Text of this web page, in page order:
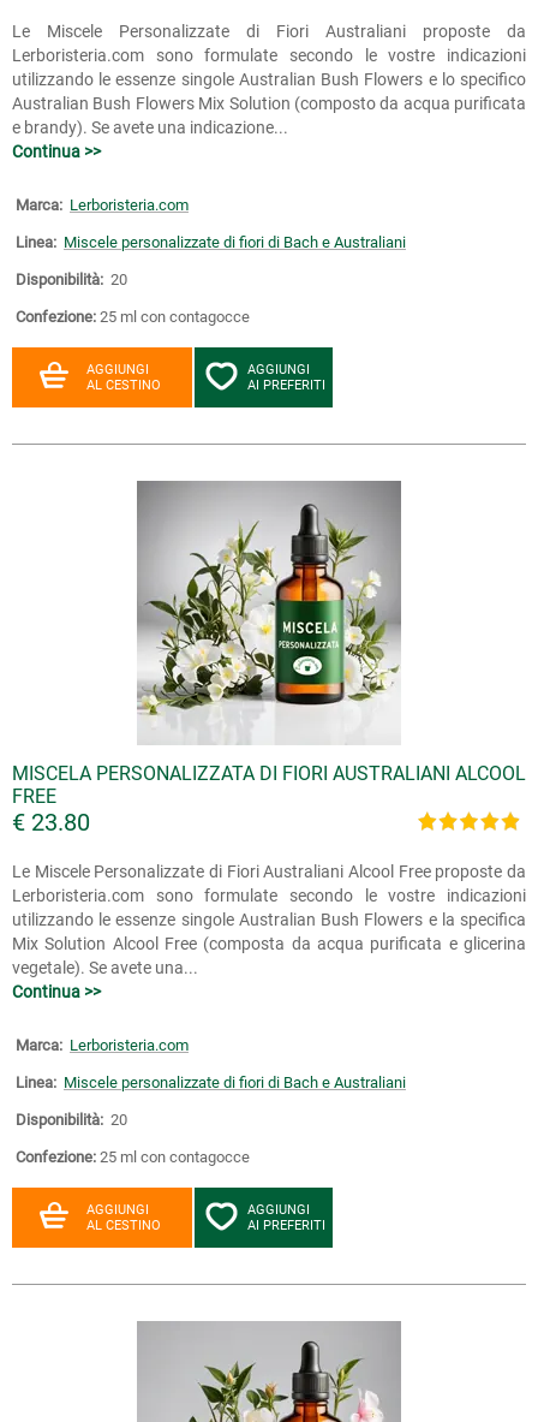
Le Miscele Personalizzate di Fiori Australiani proposte da
Lerboristeria.com sono formulate secondo le vostre indicazioni
utilizzando le essenze singole Australian Bush Flowers e lo specifico
Australian Bush Flowers Mix Solution (composto da acqua purificata
e brandy). Se avete una indicazione...
Continua >>
Marca: Lerboristeria.com
Linea: Miscele personalizzate di fiori di Bach e Australiani
Disponibilità: 20
Confezione: 25 ml con contagocce
AGGIUNGI
AL CESTINO
AGGIUNGI
AI PREFERITI
MISCELA PERSONALIZZATA DI FIORI AUSTRALIANI ALCOOL
FREE
€ 23.80
Le Miscele Personalizzate di Fiori Australiani Alcool Free proposte da
Lerboristeria.com sono formulate secondo le vostre indicazioni
utilizzando le essenze singole Australian Bush Flowers e la specifica
Mix Solution Alcool Free (composta da acqua purificata e glicerina
vegetale). Se avete una...
Continua >>
Marca: Lerboristeria.com
Linea: Miscele personalizzate di fiori di Bach e Australiani
Disponibilità: 20
Confezione: 25 ml con contagocce
AGGIUNGI
AL CESTINO
AGGIUNGI
AI PREFERITI